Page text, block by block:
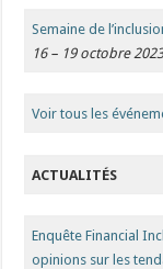
Semaine de
16 – 19 octobre
Voir tous les
ACTUALITÉS
Enquête Financial
opinions sur les